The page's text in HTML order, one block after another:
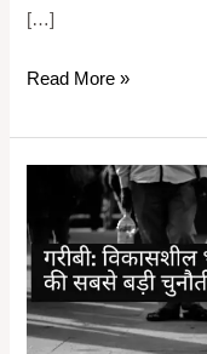
[…]
in
Read More »
गरीबी:
विकासशील
भारत
की